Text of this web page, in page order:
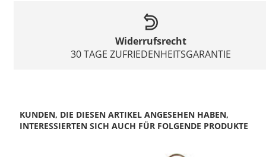
Widerrufsrecht
30 TAGE ZUFRIEDENHEITSGARANTIE
KUNDEN, DIE DIESEN ARTIKEL ANGESEHEN HABEN,
INTERESSIERTEN SICH AUCH FÜR FOLGENDE PRODUKTE